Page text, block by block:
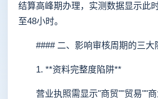
结算高峰期办理，实测数据显示此
至48小时。
#### 二、影响审核周期的三大
1. **资料完整度陷阱**
营业执照需显示"商贸""贸易""商